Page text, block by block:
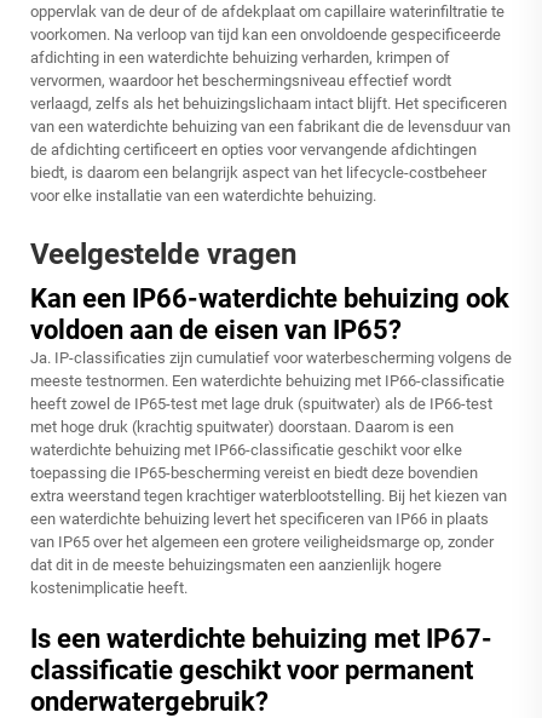
oppervlak van de deur of de afdekplaat om capillaire waterinfiltratie te
voorkomen. Na verloop van tijd kan een onvoldoende gespecificeerde
afdichting in een waterdichte behuizing verharden, krimpen of
vervormen, waardoor het beschermingsniveau effectief wordt
verlaagd, zelfs als het behuizingslichaam intact blijft. Het specificeren
van een waterdichte behuizing van een fabrikant die de levensduur van
de afdichting certificeert en opties voor vervangende afdichtingen
biedt, is daarom een belangrijk aspect van het lifecycle-costbeheer
voor elke installatie van een waterdichte behuizing.
Veelgestelde vragen
Kan een IP66-waterdichte behuizing ook
voldoen aan de eisen van IP65?
Ja. IP-classificaties zijn cumulatief voor waterbescherming volgens de
meeste testnormen. Een waterdichte behuizing met IP66-classificatie
heeft zowel de IP65-test met lage druk (spuitwater) als de IP66-test
met hoge druk (krachtig spuitwater) doorstaan. Daarom is een
waterdichte behuizing met IP66-classificatie geschikt voor elke
toepassing die IP65-bescherming vereist en biedt deze bovendien
extra weerstand tegen krachtiger waterblootstelling. Bij het kiezen van
een waterdichte behuizing levert het specificeren van IP66 in plaats
van IP65 over het algemeen een grotere veiligheidsmarge op, zonder
dat dit in de meeste behuizingsmaten een aanzienlijk hogere
kostenimplicatie heeft.
Is een waterdichte behuizing met IP67-
classificatie geschikt voor permanent
onderwatergebruik?